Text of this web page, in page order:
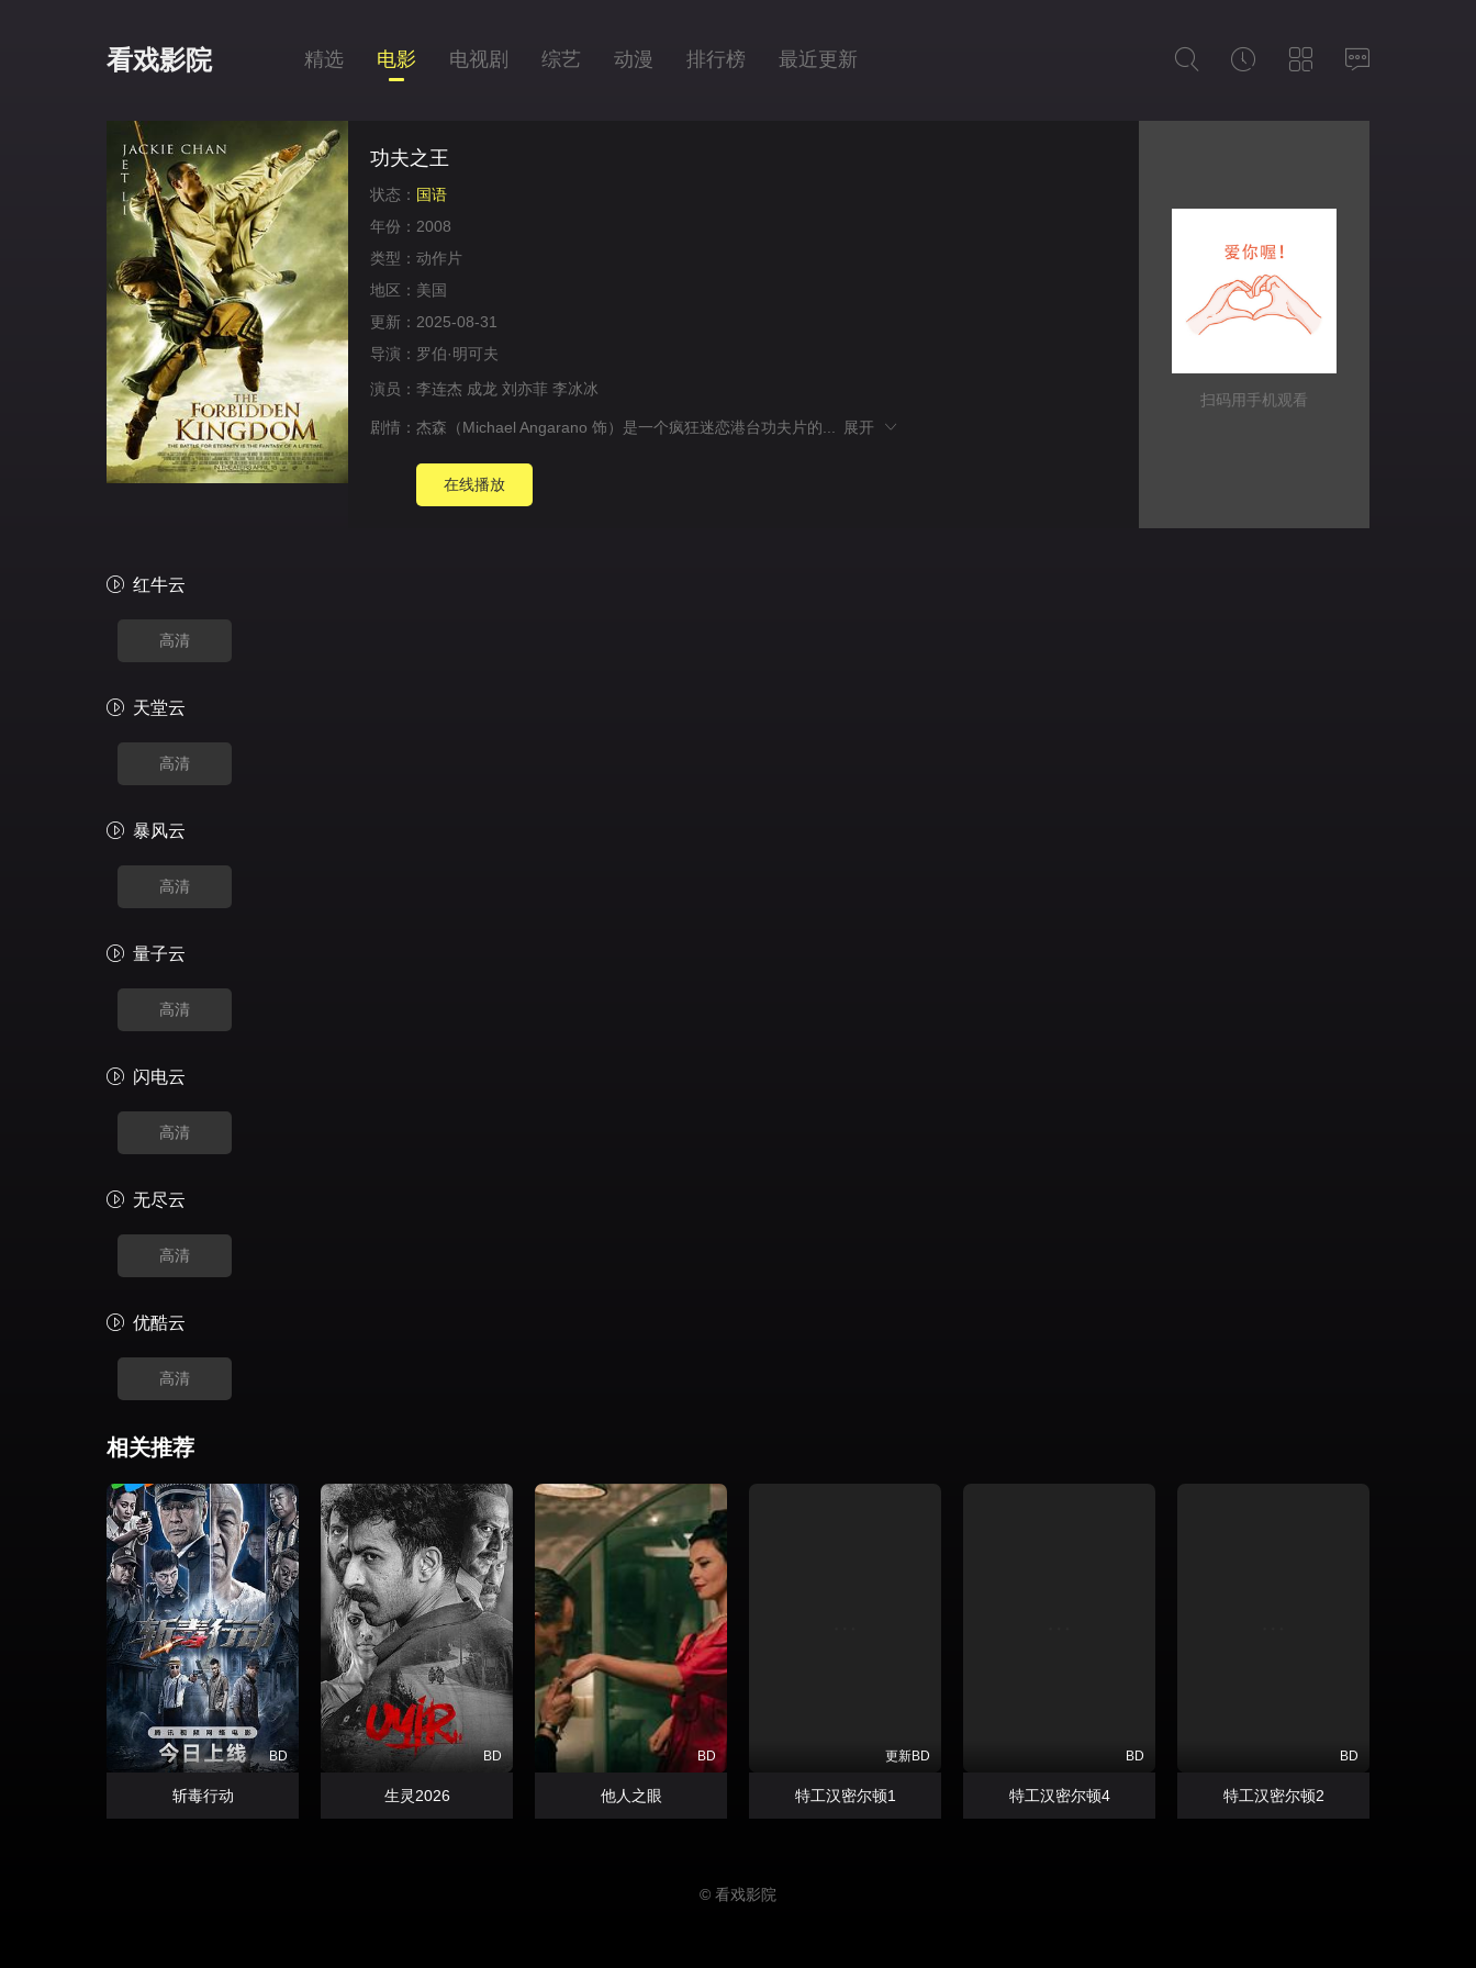
看戏影院 精选 电影 电视剧 综艺 动漫 排行榜 最近更新
功夫之王
状态： 国语
年份： 2008
类型： 动作片
地区： 美国
更新： 2025-08-31
导演： 罗伯·明可夫
演员： 李连杰 成龙 刘亦菲 李冰冰
剧情： 杰森（Michael Angarano 饰）是一个疯狂迷恋港台功夫片的... 展开
在线播放
扫码用手机观看
红牛云
高清
天堂云
高清
暴风云
高清
量子云
高清
闪电云
高清
无尽云
高清
优酷云
高清
相关推荐
BD
斩毒行动
BD
生灵2026
BD
他人之眼
更新BD
特工汉密尔顿1
BD
特工汉密尔顿4
BD
特工汉密尔顿2
© 看戏影院